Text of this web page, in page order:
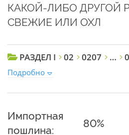
КАКОЙ-ЛИБО ДРУГОЙ
СВЕЖИЕ ИЛИ ОХЛ
РАЗДЕЛ I 02 0207 …
Подробно
Импортная
пошлина:
80%